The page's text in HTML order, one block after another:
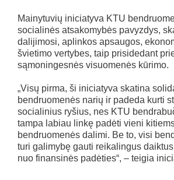
Mainytuvių iniciatyva KTU
socialinės atsakomybės pavyzdys,
dalijimosi, aplinkos apsaugos,
švietimo vertybes, taip prisidedant
sąmoningesnės visuomenės kūrimo.
„Visų pirma, ši iniciatyva skatina
bendruomenės narių ir padeda kurti
socialinius ryšius, nes KTU
tampa labiau linkę padėti vieni
bendruomenės dalimi. Be to, visi
turi galimybę gauti reikalingus
nuo finansinės padėties“, – teigia